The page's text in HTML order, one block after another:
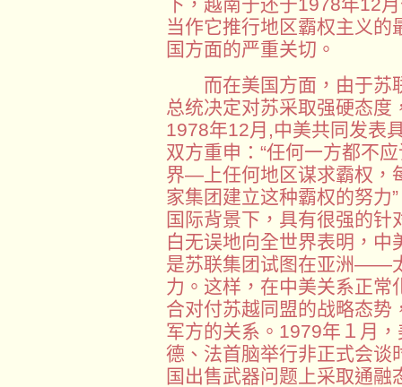
当作它推行地区霸权主义的
国方面的严重关切。
而在美国方面，由于苏
总统决定对苏采取强硬态度
1978年12月,中美共同发表
双方重申：“任何一方都不
界—上任何地区谋求霸权，
家集团建立这种霸权的努力
国际背景下，具有很强的
白无误地向全世界表明，
是苏联集团试图在亚洲——
力。这样，在中美关系正常
合对付苏越同盟的战略态势
军方的关系。1979年１月
德、法首脑举行非正式会谈
国出售武器问题上采取通